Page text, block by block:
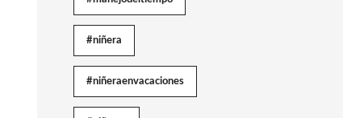
#niñera
#niñeraenvacaciones